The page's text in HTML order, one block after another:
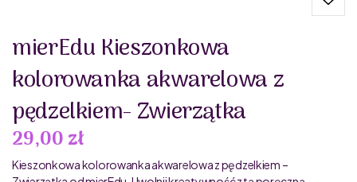
mierEdu Kieszonkowa
kolorowanka akwarelowa z
pędzelkiem- Zwierzątka
29,00 zł
Kieszonkowa kolorowanka akwarelowa z pędzelkiem –